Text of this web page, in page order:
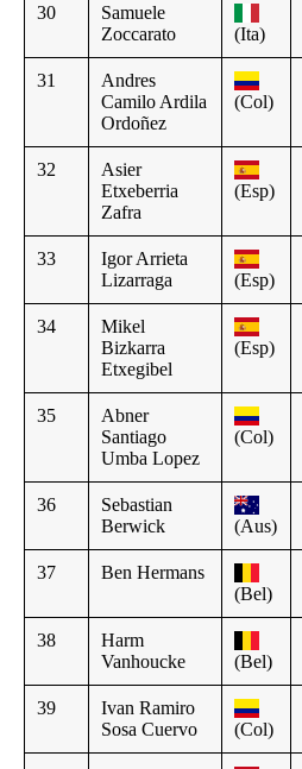
30
Samuele
Zoccarato
(Ita)
31
Andres
Camilo Ardila
Ordoñez
(Col)
32
Asier
Etxeberria
Zafra
(Esp)
33
Igor Arrieta
Lizarraga
(Esp)
34
Mikel
Bizkarra
Etxegibel
(Esp)
35
Abner
Santiago
Umba Lopez
(Col)
36
Sebastian
Berwick
(Aus)
37
Ben Hermans
(Bel)
38
Harm
Vanhoucke
(Bel)
39
Ivan Ramiro
Sosa Cuervo
(Col)